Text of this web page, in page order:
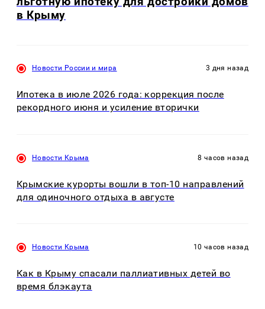
в Крыму
Новости России и мира 3 дня назад
Ипотека в июле 2026 года: коррекция после
рекордного июня и усиление вторички
Новости Крыма 8 часов назад
Крымские курорты вошли в топ-10 направлений
для одиночного отдыха в августе
Новости Крыма 10 часов назад
Как в Крыму спасали паллиативных детей во
время блэкаута